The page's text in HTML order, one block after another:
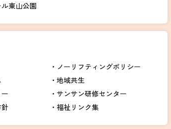
東山公園
ノーリフティングポリシー
地域共生
サンサン研修センター
福祉リンク集